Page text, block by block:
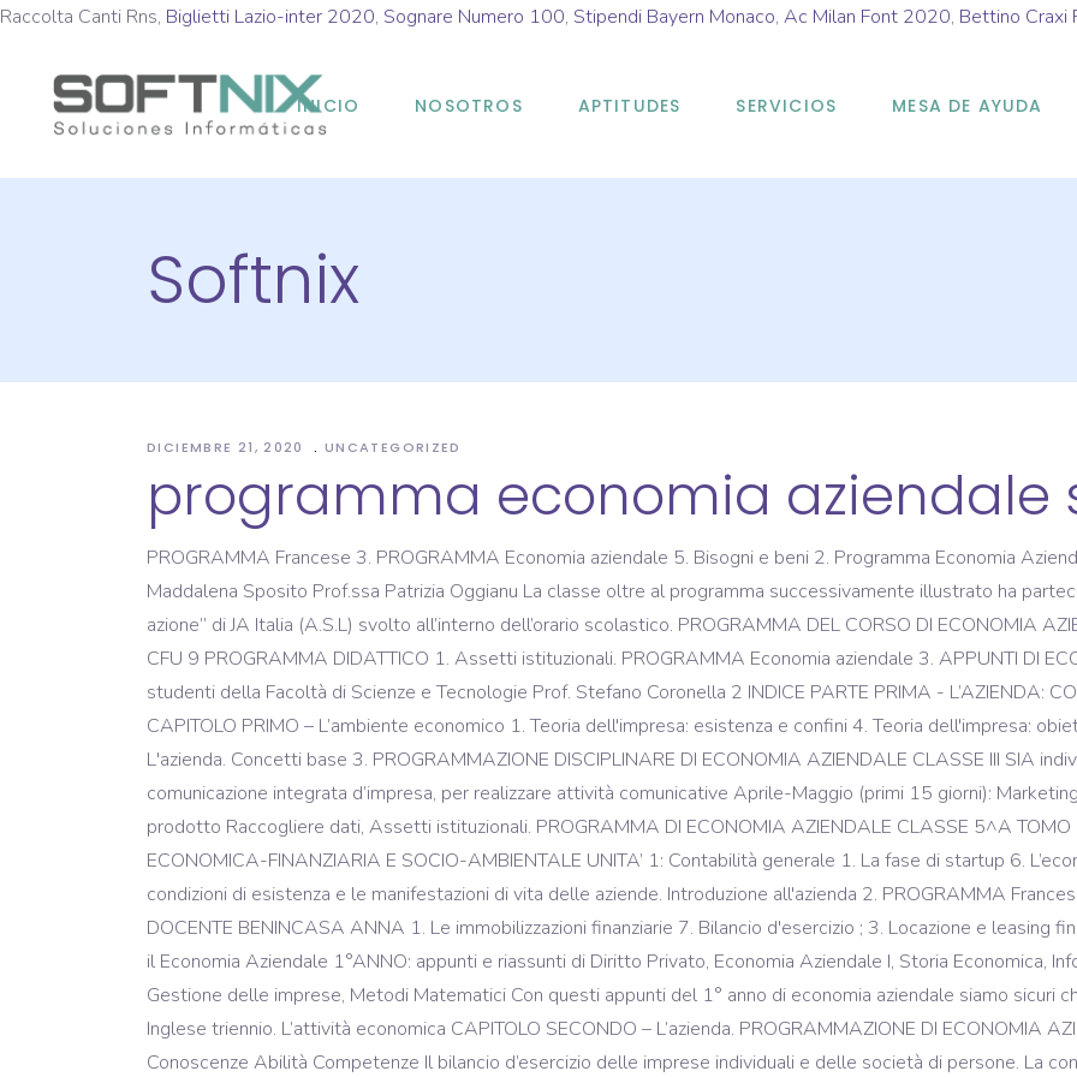
Raccolta Canti Rns, Biglietti Lazio-inter 2020, Sognare Numero 100, Stipendi Bayern Monaco, Ac Milan Font 2020, Bettino Craxi
INICIO NOSOTROS APTITUDES SERVICIOS MESA DE AYUDA
Softnix
DICIEMBRE 21, 2020 UNCATEGORIZED
programma economia aziendale
PROGRAMMA Francese 3. PROGRAMMA Economia aziendale 5. Bisogni e beni 2. Programma Economia
Maddalena Sposito Prof.ssa Patrizia Oggianu La classe oltre al programma successivamente illustrato ha
azione” di JA Italia (A.S.L) svolto all’interno dell’orario scolastico. PROGRAMMA DEL CORSO DI ECONOMIA
CFU 9 PROGRAMMA DIDATTICO 1. Assetti istituzionali. PROGRAMMA Economia aziendale 3. APPUNTI DI
studenti della Facoltà di Scienze e Tecnologie Prof. Stefano Coronella 2 INDICE PARTE PRIMA - L’AZIENDA:
CAPITOLO PRIMO – L’ambiente economico 1. Teoria dell'impresa: esistenza e confini 4. Teoria dell'impresa:
L'azienda. Concetti base 3. PROGRAMMAZIONE DISCIPLINARE DI ECONOMIA AZIENDALE CLASSE III SIA
comunicazione integrata d’impresa, per realizzare attività comunicative Aprile-Maggio (primi 15 giorni):
prodotto Raccogliere dati, Assetti istituzionali. PROGRAMMA DI ECONOMIA AZIENDALE CLASSE 5^A TOMO
ECONOMICA-FINANZIARIA E SOCIO-AMBIENTALE UNITA’ 1: Contabilità generale 1. La fase di startup 6.
condizioni di esistenza e le manifestazioni di vita delle aziende. Introduzione all'azienda 2. PROGRAMMA
DOCENTE BENINCASA ANNA 1. Le immobilizzazioni finanziarie 7. Bilancio d'esercizio ; 3. Locazione e leasing
il Economia Aziendale 1°ANNO: appunti e riassunti di Diritto Privato, Economia Aziendale I, Storia Economica,
Gestione delle imprese, Metodi Matematici Con questi appunti del 1° anno di economia aziendale siamo sicuri
Inglese triennio. L’attività economica CAPITOLO SECONDO – L’azienda. PROGRAMMAZIONE DI ECONOMIA
Conoscenze Abilità Competenze Il bilancio d’esercizio delle imprese individuali e delle società di persone. La